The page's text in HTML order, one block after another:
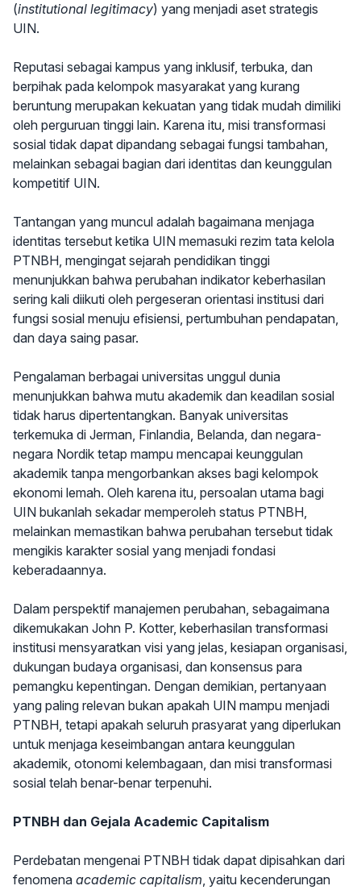
(institutional legitimacy) yang menjadi aset strategis
UIN.
Reputasi sebagai kampus yang inklusif, terbuka, dan
berpihak pada kelompok masyarakat yang kurang
beruntung merupakan kekuatan yang tidak mudah dimiliki
oleh perguruan tinggi lain. Karena itu, misi transformasi
sosial tidak dapat dipandang sebagai fungsi tambahan,
melainkan sebagai bagian dari identitas dan keunggulan
kompetitif UIN.
Tantangan yang muncul adalah bagaimana menjaga
identitas tersebut ketika UIN memasuki rezim tata kelola
PTNBH, mengingat sejarah pendidikan tinggi
menunjukkan bahwa perubahan indikator keberhasilan
sering kali diikuti oleh pergeseran orientasi institusi dari
fungsi sosial menuju efisiensi, pertumbuhan pendapatan,
dan daya saing pasar.
Pengalaman berbagai universitas unggul dunia
menunjukkan bahwa mutu akademik dan keadilan sosial
tidak harus dipertentangkan. Banyak universitas
terkemuka di Jerman, Finlandia, Belanda, dan negara-
negara Nordik tetap mampu mencapai keunggulan
akademik tanpa mengorbankan akses bagi kelompok
ekonomi lemah. Oleh karena itu, persoalan utama bagi
UIN bukanlah sekadar memperoleh status PTNBH,
melainkan memastikan bahwa perubahan tersebut tidak
mengikis karakter sosial yang menjadi fondasi
keberadaannya.
Dalam perspektif manajemen perubahan, sebagaimana
dikemukakan John P. Kotter, keberhasilan transformasi
institusi mensyaratkan visi yang jelas, kesiapan organisasi,
dukungan budaya organisasi, dan konsensus para
pemangku kepentingan. Dengan demikian, pertanyaan
yang paling relevan bukan apakah UIN mampu menjadi
PTNBH, tetapi apakah seluruh prasyarat yang diperlukan
untuk menjaga keseimbangan antara keunggulan
akademik, otonomi kelembagaan, dan misi transformasi
sosial telah benar-benar terpenuhi.
PTNBH dan Gejala Academic Capitalism
Perdebatan mengenai PTNBH tidak dapat dipisahkan dari
fenomena academic capitalism, yaitu kecenderungan